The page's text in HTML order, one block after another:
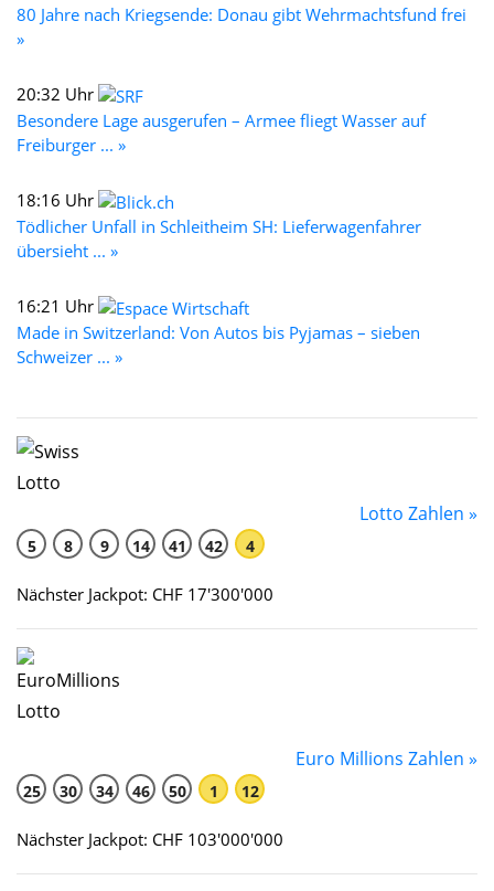
80 Jahre nach Kriegsende: Donau gibt Wehrmachtsfund frei
»
20:32 Uhr
Besondere Lage ausgerufen – Armee fliegt Wasser auf
Freiburger ... »
18:16 Uhr
Tödlicher Unfall in Schleitheim SH: Lieferwagenfahrer
übersieht ... »
16:21 Uhr
Made in Switzerland: Von Autos bis Pyjamas – sieben
Schweizer ... »
Lotto Zahlen »
5 8 9 14 41 42 4
Nächster Jackpot: CHF 17'300'000
Euro Millions Zahlen »
25 30 34 46 50 1 12
Nächster Jackpot: CHF 103'000'000